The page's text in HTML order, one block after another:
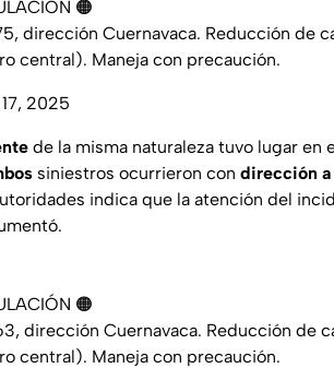
🟠
dirección Cuernavaca. Reducción de
central). Maneja con precaución.
2025
de la misma naturaleza tuvo lugar en
siniestros ocurrieron con dirección a
indica que la atención del
🟠
dirección Cuernavaca. Reducción de
central). Maneja con precaución.